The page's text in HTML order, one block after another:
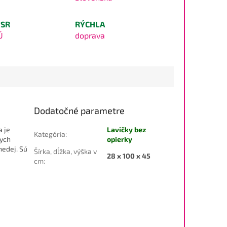
RÝCHLA
doprava
je
Sú
Dodatočné parametre
Kategória:
Lavičky bez
opierky
Šírka, dĺžka, výška v
cm:
28 x 100 x 45